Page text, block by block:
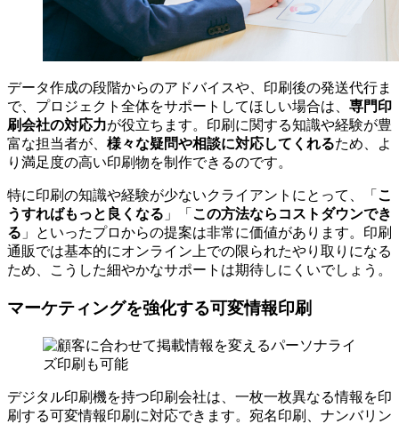
データ作成の段階からのアドバイスや、印刷後の発送代行ま
で、プロジェクト全体をサポートしてほしい場合は、 専門印
刷会社の対応力が役立ちます。印刷に関する知識や経験が豊
富な担当者が、 様々な疑問や相談に対応してくれるため、よ
り満足度の高い印刷物を制作できるのです。
特に印刷の知識や経験が少ないクライアントにとって、「 こ
うすればもっと良くなる 」「 この方法ならコストダウンでき
る 」といったプロからの提案は非常に価値があります。印刷
通販では基本的にオンライン上での限られたやり取りになる
ため、こうした細やかなサポートは期待しにくいでしょう。
マーケティングを強化する可変情報印刷
デジタル印刷機を持つ印刷会社は、一枚一枚異なる情報を印
刷する可変情報印刷に対応できます。宛名印刷、ナンバリン